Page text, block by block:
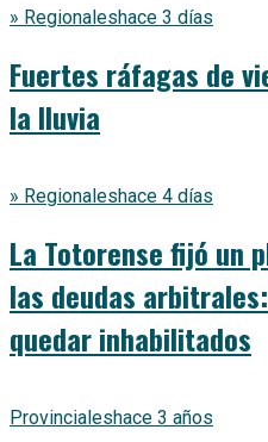
» Regionaleshace 3 días
Fuertes ráfagas de
la lluvia
» Regionaleshace 4 días
La Totorense fijó un
las deudas
quedar inhabilitados
Provincialeshace 3 años